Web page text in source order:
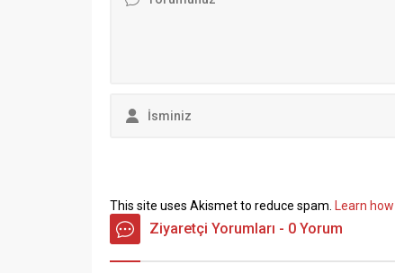
This site uses Akismet to reduce spam. Learn
Ziyaretçi Yorumları - 0 Yorum